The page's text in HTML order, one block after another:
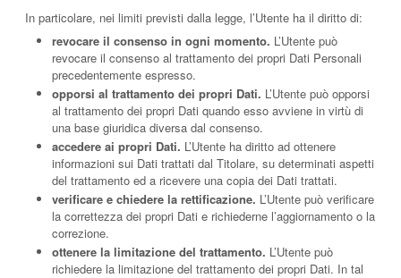
In particolare, nei limiti previsti dalla legge, l’Utente ha il diritto di:
revocare il consenso in ogni momento. L’Utente può
revocare il consenso al trattamento dei propri Dati Personali
precedentemente espresso.
opporsi al trattamento dei propri Dati. L’Utente può opporsi
al trattamento dei propri Dati quando esso avviene in virtù di
una base giuridica diversa dal consenso.
accedere ai propri Dati. L’Utente ha diritto ad ottenere
informazioni sui Dati trattati dal Titolare, su determinati aspetti
del trattamento ed a ricevere una copia dei Dati trattati.
verificare e chiedere la rettificazione. L’Utente può verificare
la correttezza dei propri Dati e richiederne l’aggiornamento o la
correzione.
ottenere la limitazione del trattamento. L’Utente può
richiedere la limitazione del trattamento dei propri Dati. In tal